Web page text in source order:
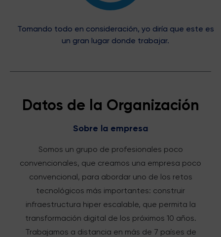
Tomando todo en consideración, yo diría que este es
un gran lugar donde trabajar.
Datos de la Organización
Sobre la empresa
Somos un grupo de profesionales poco
convencionales, que creamos una empresa poco
convencional, para abordar uno de los retos
tecnológicos más importantes: construir
infraestructura hiper escalable, que permita la
transformación digital de los próximos 10 años.
Trabajamos a distancia en más de 7 países de